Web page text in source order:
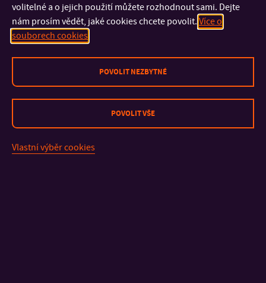
KONTAKT
DŮLEŽITÉ INFORMACE
FAKULTY A SOUČÁSTI
volitelné a o jejich použití můžete rozhodnout sami. Dejte
nám prosím vědět, jaké cookies chcete povolit. Více o
souborech cookies
POVOLIT NEZBYTNÉ
POVOLIT VŠE
Vlastní výběr cookies